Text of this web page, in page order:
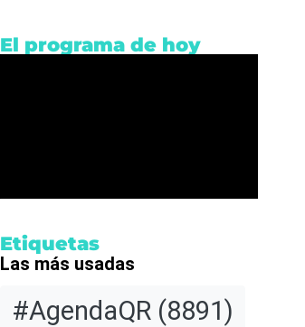
El programa de hoy
Etiquetas
Las más usadas
#AgendaQR(8891)